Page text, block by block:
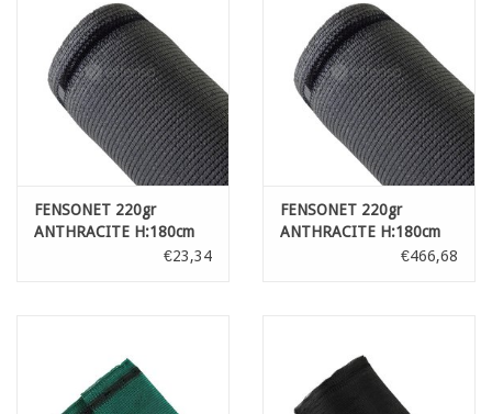
FENSONET 220gr
ANTHRACITE H:180cm
€23,34
FENSONET 220gr
ANTHRACITE H:180cm
€466,68